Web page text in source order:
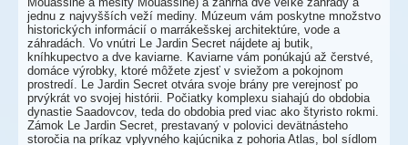
jednu z najvyšších veží mediny. Múzeum vám poskytne množstvo
historických informácií o marrákešskej architektúre, vode a
záhradách. Vo vnútri Le Jardin Secret nájdete aj butik,
kníhkupectvo a dve kaviarne. Kaviarne vám ponúkajú až čerstvé,
domáce výrobky, ktoré môžete zjesť v sviežom a pokojnom
prostredí. Le Jardin Secret otvára svoje brány pre verejnosť po
prvýkrát vo svojej histórii. Počiatky komplexu siahajú do obdobia
dynastie Saadovcov, teda do obdobia pred viac ako štyristo rokmi.
Zámok Le Jardin Secret, prestavaný v polovici devätnásteho
storočia na príkaz vplyvného kajúcnika z pohoria Atlas, bol sídlom